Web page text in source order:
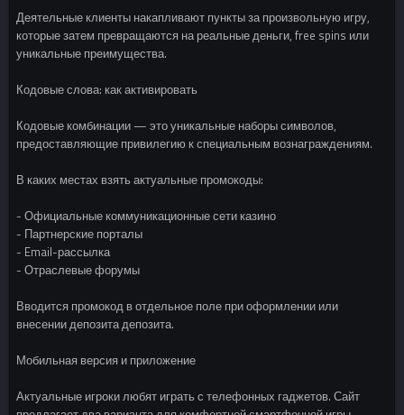
Деятельные клиенты накапливают пункты за произвольную игру,
которые затем превращаются на реальные деньги, free spins или
уникальные преимущества.
Кодовые слова: как активировать
Кодовые комбинации — это уникальные наборы символов,
предоставляющие привилегию к специальным вознаграждениям.
В каких местах взять актуальные промокоды:
- Официальные коммуникационные сети казино
- Партнерские порталы
- Email-рассылка
- Отраслевые форумы
Вводится промокод в отдельное поле при оформлении или
внесении депозита депозита.
Мобильная версия и приложение
Актуальные игроки любят играть с телефонных гаджетов. Сайт